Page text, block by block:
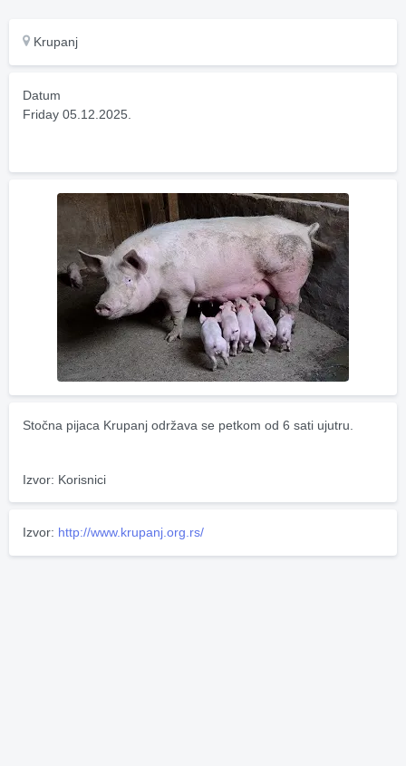
Krupanj
Datum
Friday 05.12.2025.
Stočna pijaca Krupanj održava se petkom od 6 sati ujutru.
Izvor: Korisnici
Izvor: http://www.krupanj.org.rs/